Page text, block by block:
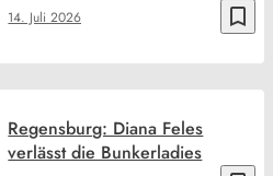
bookmark_border
14. Juli 2026
Regensburg: Diana Feles
verlässt die Bunkerladies